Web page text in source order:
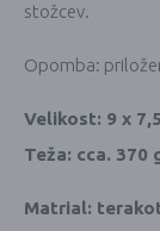
stožcev.
Opomba:
Velikost: 9 x
Teža: cca. 370
Matrial: